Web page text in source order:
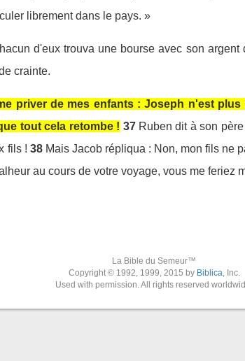
librement dans le pays. »
d'eux trouva une bourse avec son
crainte.
priver de mes enfants : Joseph n'est
tout cela retombe ! 37 Ruben dit à son
fils ! 38 Mais Jacob répliqua : Non, mon fils ne
au cours de votre voyage, vous me feriez
La Bible du Semeur™
Copyright © 1992, 1999, 2015 by Biblica, Inc.
Used with permission. All rights reserved